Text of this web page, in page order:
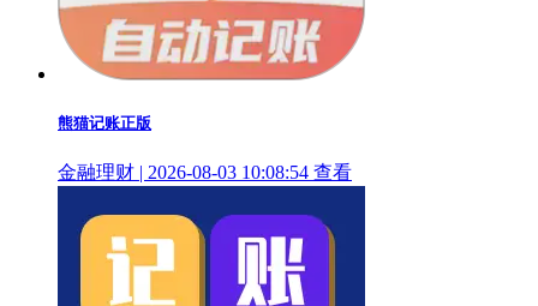
熊猫记账正版
金融理财 | 2026-08-03 10:08:54 查看